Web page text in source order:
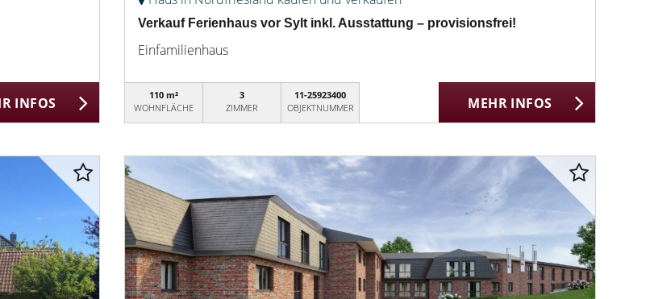
INFOS
Verkauf Ferienhaus vor Sylt inkl. Ausstattung – provisionsfrei!
Einfamilienhaus
110 m²
WOHNFLÄCHE
3
ZIMMER
11-25923400
OBJEKTNUMMER
MEHR INFOS